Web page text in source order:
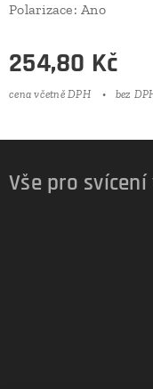
Polarizace: Ano
254,80 Kč
cena včetně DPH bez
Vše pro